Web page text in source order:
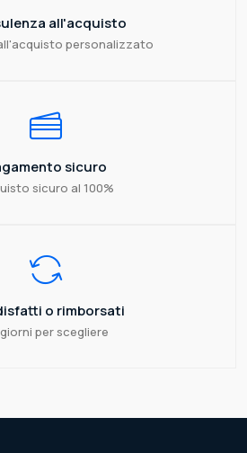
all'acquisto
personalizzato
sicuro
sicuro al 100%
o rimborsati
per scegliere